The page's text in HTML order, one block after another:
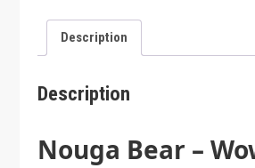
Description
Description
Nouga Bear –